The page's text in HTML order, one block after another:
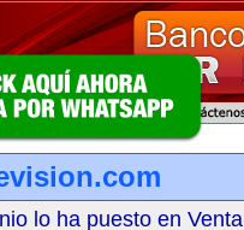
lo ha puesto en Venta